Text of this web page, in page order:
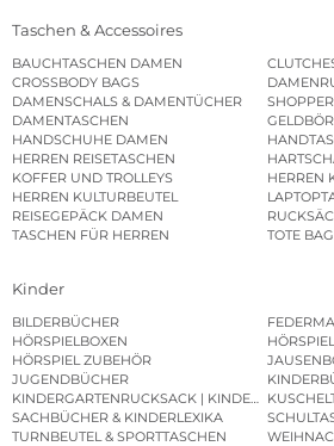
Taschen & Accessoires
BAUCHTASCHEN DAMEN
CROSSBODY BAGS
DAMENSCHALS & DAMENTÜCHER
SHOPPER
DAMENTASCHEN
HANDSCHUHE DAMEN
HERREN REISETASCHEN
KOFFER UND TROLLEYS
HERREN
HERREN KULTURBEUTEL
REISEGEPÄCK DAMEN
TASCHEN FÜR HERREN
TOTE BAG
Kinder
BILDERBÜCHER
HÖRSPIELBOXEN
HÖRSPIEL ZUBEHÖR
JUGENDBÜCHER
KINDERGARTENRUCKSACK |
SACHBÜCHER & KINDERLEXIKA
TURNBEUTEL & SPORTTASCHEN